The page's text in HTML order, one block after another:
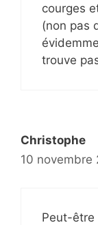
courges
(non pas
trouve
Christophe
10 novembre
Peut-être